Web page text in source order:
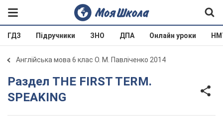
ГДЗ Підручники ЗНО ДПА Онлайн уроки
Англійська мова 6 клас О. М. Павліченко 2014
Раздел THE FIRST TERM.
SPEAKING